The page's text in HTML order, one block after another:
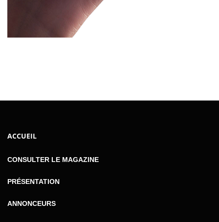
ACCUEIL
CONSULTER LE MAGAZINE
PRÉSENTATION
ANNONCEURS